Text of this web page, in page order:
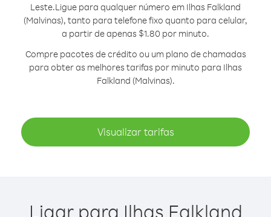
Leste.Ligue para qualquer número em Ilhas Falkland
(Malvinas), tanto para telefone fixo quanto para celular,
a partir de apenas $1.80 por minuto.
Compre pacotes de crédito ou um plano de chamadas
para obter as melhores tarifas por minuto para Ilhas
Falkland (Malvinas).
Visualizar tarifas
Ligar para Ilhas Falkland